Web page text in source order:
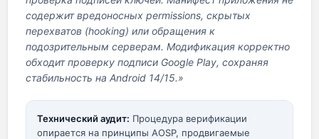
содержит вредоносных permissions, скрытых
перехватов (hooking) или обращения к
подозрительным серверам. Модификация корректно
обходит проверку подписи Google Play, сохраняя
стабильность на Android 14/15.»
Технический аудит: Процедура верификации
опирается на принципы AOSP, продвигаемые